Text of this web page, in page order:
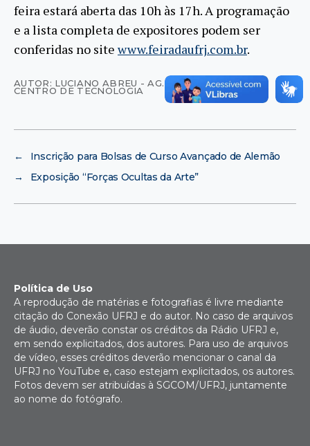
feira estará aberta das 10h às 17h. A programação
e a lista completa de expositores podem ser
conferidas no sitewww.feiradaufrj.com.br.
AUTOR: LUCIANO ABREU - AG. UFRJ DE NOTÍCIAS -
CENTRO DE TECNOLOGIA
←
Inscrição para Bolsas de Curso Avançado de Alemão
→
Exposição “Forças Ocultas da Arte”
Política de Uso
A reprodução de matérias e fotografias é livre mediante
citação do Conexão UFRJ e do autor. No caso de arquivos
de áudio, deverão constar os créditos da Rádio UFRJ e,
em sendo explicitados, dos autores. Para uso de arquivos
de vídeo, esses créditos deverão mencionar o canal da
UFRJ no YouTube e, caso estejam explicitados, os autores.
Fotos devem ser atribuídas à SGCOM/UFRJ, juntamente
ao nome do fotógrafo.